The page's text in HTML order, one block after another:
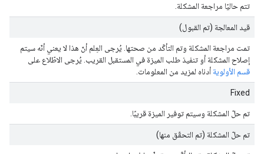
تتم حاليًا مراجعة المشكلة.
قيد المعالجة (تم القبول)
تمت مراجعة المشكلة وتم التأكّد من صحتها. يُرجى العِلم أنّ هذا لا يعني أنّه سيتم
إصلاح المشكلة أو تنفيذ طلب الميزة في المستقبل القريب. يُرجى الاطّلاع على
قسم الأولوية أدناه لمزيد من المعلومات.
Fixed
تم حلّ المشكلة وسيتم توفير الميزة قريبًا.
تم حلّ المشكلة (تم التحقّق منها)